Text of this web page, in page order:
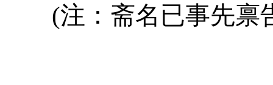
(注：斋名已事先禀